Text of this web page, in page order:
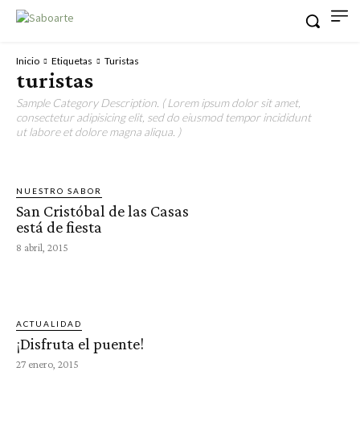
Inicio Etiquetas Turistas
turistas
Sample Category Description. ( Lorem ipsum dolor sit amet,
consectetur adipisicing elit, sed do eiusmod tempor incididunt
ut labore et dolore magna aliqua. )
NUESTRO SABOR
San Cristóbal de las Casas
está de fiesta
8 abril, 2015
ACTUALIDAD
¡Disfruta el puente!
27 enero, 2015